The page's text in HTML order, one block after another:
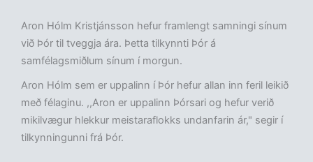
Aron Hólm Kristjánsson hefur framlengt samningi sínum
við Þór til tveggja ára. Þetta tilkynnti Þór á
samfélagsmiðlum sínum í morgun.
Aron Hólm sem er uppalinn í Þór hefur allan inn feril leikið
með félaginu. ,,Aron er uppalinn Þórsari og hefur verið
mikilvægur hlekkur meistaraflokks undanfarin ár," segir í
tilkynningunni frá Þór.